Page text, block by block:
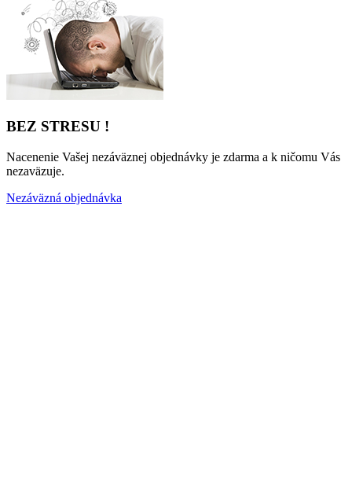
BEZ STRESU !
Nacenenie Vašej nezáväznej objednávky je zdarma a k ničomu Vás
nezaväzuje.
Nezáväzná objednávka